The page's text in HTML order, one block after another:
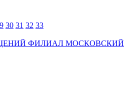
30 31 32 33
ФИЛИАЛ МОСКОВСКИЙ